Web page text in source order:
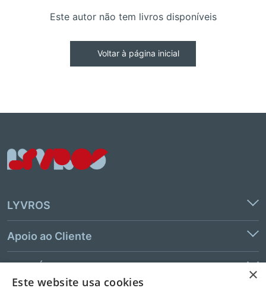
Este autor não tem livros disponíveis
Voltar à página inicial
LYVROS
Apoio ao Cliente
×
Este website usa cookies